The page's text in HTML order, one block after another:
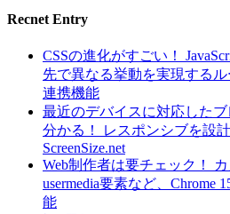
Recnet Entry
CSSの進化がすごい！
先で異なる挙動を実現する
連携機能
最近のデバイスに対応した
分かる！ レスポンシブを設
ScreenSize.net
Web制作者は要チェック！
usermedia要素など、Chrome
能